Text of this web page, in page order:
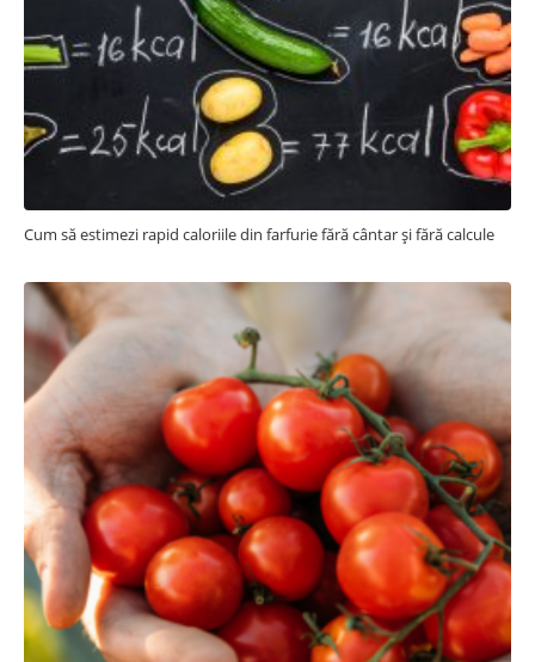
Cum să estimezi rapid caloriile din farfurie fără cântar și fără calcule